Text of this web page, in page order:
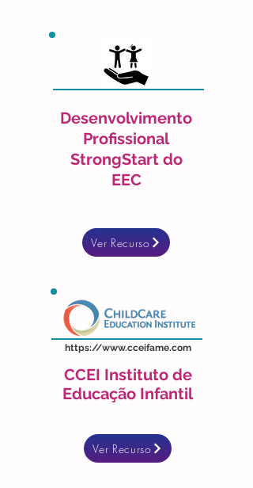
Desenvolvimento
Profissional
StrongStart do
EEC
Ver Recurso
https://www.cceifame.com
CCEI Instituto de
Educação Infantil
Ver Recurso